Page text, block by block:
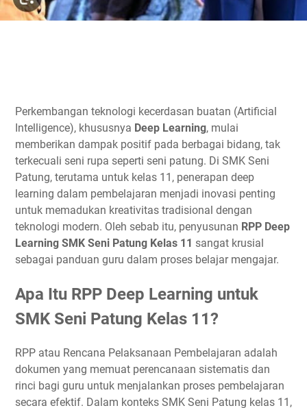
Perkembangan teknologi kecerdasan buatan (Artificial
Intelligence), khususnya Deep Learning, mulai
memberikan dampak positif pada berbagai bidang, tak
terkecuali seni rupa seperti seni patung. Di SMK Seni
Patung, terutama untuk kelas 11, penerapan deep
learning dalam pembelajaran menjadi inovasi penting
untuk memadukan kreativitas tradisional dengan
teknologi modern. Oleh sebab itu, penyusunan RPP Deep
Learning SMK Seni Patung Kelas 11 sangat krusial
sebagai panduan guru dalam proses belajar mengajar.
Apa Itu RPP Deep Learning untuk
SMK Seni Patung Kelas 11?
RPP atau Rencana Pelaksanaan Pembelajaran adalah
dokumen yang memuat perencanaan sistematis dan
rinci bagi guru untuk menjalankan proses pembelajaran
secara efektif. Dalam konteks SMK Seni Patung kelas 11,